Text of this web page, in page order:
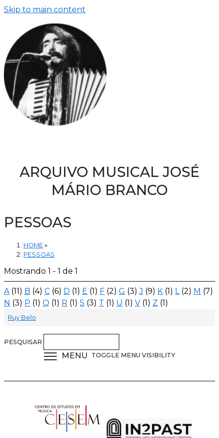
Skip to main content
ARQUIVO MUSICAL JOSÉ
MÁRIO BRANCO
PESSOAS
HOME »
PESSOAS
Mostrando 1 - 1 de 1
A (11) B (4) C (6) D (1) E (1) F (2) G (3)J (9) K (1) L (2) M (7)
N (3) P (1) Q (1) R (1) S (3) T (1) U (1) V (1) Z (1)
Ruy Belo
PESQUISAR
MENU TOGGLE MENU VISIBILITY